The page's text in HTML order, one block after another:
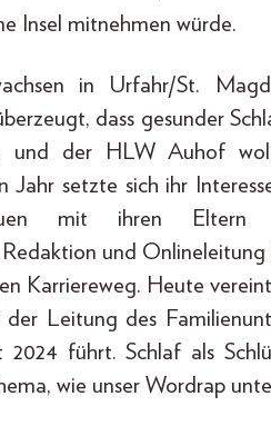
Insel mitnehmen würde.
in Urfahr/St.
dass gesunder
und der HLW Auhof
Jahr setzte sich ihr
mit ihren
und
Karriereweg. Heute
Leitung des
führt. Schlaf als
wie unser Wordrap